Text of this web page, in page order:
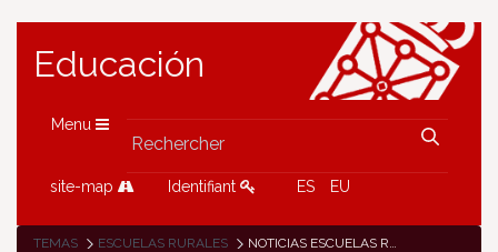
Educación
Menu
site-map Identifiant ES EU
TEMAS ESCUELAS RURALES NOTICIAS ESCUELAS RURALES